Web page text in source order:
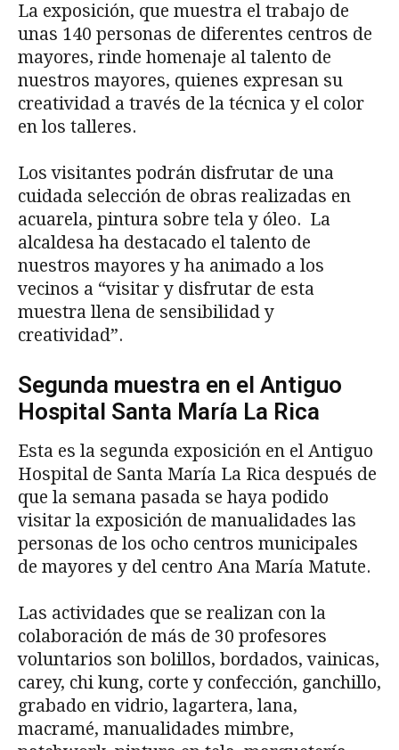
La exposición, que muestra el trabajo de
unas 140 personas de diferentes centros de
mayores, rinde homenaje al talento de
nuestros mayores, quienes expresan su
creatividad a través de la técnica y el color
en los talleres.
Los visitantes podrán disfrutar de una
cuidada selección de obras realizadas en
acuarela, pintura sobre tela y óleo. La
alcaldesa ha destacado el talento de
nuestros mayores y ha animado a los
vecinos a “visitar y disfrutar de esta
muestra llena de sensibilidad y
creatividad”.
Segunda muestra en el Antiguo
Hospital Santa María La Rica
Esta es la segunda exposición en el Antiguo
Hospital de Santa María La Rica después de
que la semana pasada se haya podido
visitar la exposición de manualidades las
personas de los ocho centros municipales
de mayores y del centro Ana María Matute.
Las actividades que se realizan con la
colaboración de más de 30 profesores
voluntarios son bolillos, bordados, vainicas,
carey, chi kung, corte y confección, ganchillo,
grabado en vidrio, lagartera, lana,
macramé, manualidades mimbre,